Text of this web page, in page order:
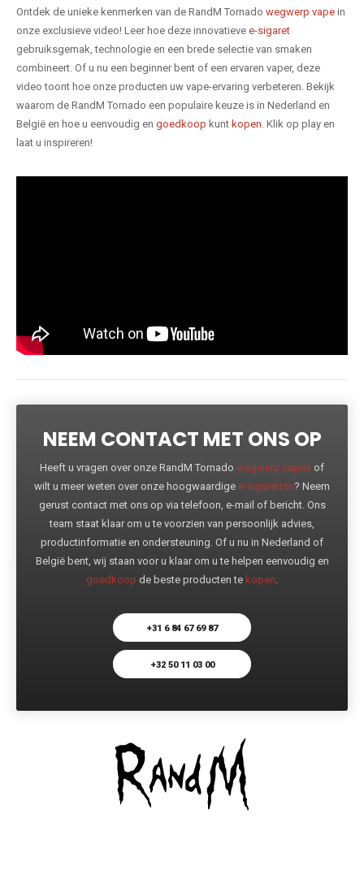
Ontdek de unieke kenmerken van de RandM Tornado wegwerp vape in
onze exclusieve video! Leer hoe deze innovatieve e-sigaret
gebruiksgemak, technologie en een brede selectie van smaken
combineert. Of u nu een beginner bent of een ervaren vaper, deze
video toont hoe onze producten uw vape-ervaring verbeteren. Bekijk
waarom de RandM Tornado een populaire keuze is in Nederland en
België en hoe u eenvoudig en goedkoop kunt kopen. Klik op play en
laat u inspireren!
NEEM CONTACT MET ONS OP
Heeft u vragen over onze RandM Tornado wegwerp vapes of
wilt u meer weten over onze hoogwaardige e-sigaretten? Neem
gerust contact met ons op via telefoon, e-mail of bericht. Ons
team staat klaar om u te voorzien van persoonlijk advies,
productinformatie en ondersteuning. Of u nu in Nederland of
België bent, wij staan voor u klaar om u te helpen eenvoudig en
goedkoop de beste producten te kopen.
+31 6 84 67 69 87
+32 50 11 03 00